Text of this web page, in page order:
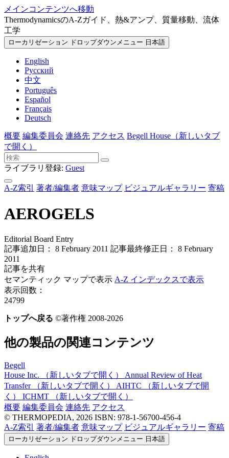
メインコンテンツへ移動
ThermodynamicsのA-Zガイド、熱&アンプ、質量移動、流体
工学
ローカリゼーション ドロップダウンメニュー 日本語
English
Русский
中文
Português
Español
Français
Deutsch
概要 編集委員会 連絡先 アクセス Begell House （新しいタブ
で開く）
ライブラリ登録: Guest
A-Z索引 著者/編集者 意味マップ ビジュアルギャラリー 寄稿
AEROGELS
Editorial Board Entry
記事追加日： 8 February 2011 記事最終修正日： 8 February
2011
記事を共有
セマンティック マップで表示 A-Z インデックスで表示
表示回数：
24799
トップへ戻る ©著作権 2008-2026
他の製品の関連コンテンツ
Begell
House Inc.
（新しいタブで開く）
Annual Review of Heat
Transfer
（新しいタブで開く） AIHTC
（新しいタブで開
く）
ICHMT
（新しいタブで開く）
概要 編集委員会 連絡先 アクセス
© THERMOPEDIA, 2026 ISBN: 978-1-56700-456-4
A-Z索引
著者/編集者 意味マップ ビジュアルギャラリー 寄稿
ローカリゼーション ドロップダウンメニュー 日本語